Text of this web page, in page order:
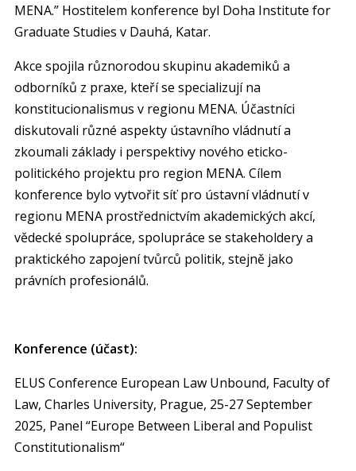
MENA.” Hostitelem konference byl Doha Institute for
Graduate Studies v Dauhá, Katar.
Akce spojila různorodou skupinu akademiků a
odborníků z praxe, kteří se specializují na
konstitucionalismus v regionu MENA. Účastníci
diskutovali různé aspekty ústavního vládnutí a
zkoumali základy i perspektivy nového eticko-
politického projektu pro region MENA. Cílem
konference bylo vytvořit síť pro ústavní vládnutí v
regionu MENA prostřednictvím akademických akcí,
vědecké spolupráce, spolupráce se stakeholdery a
praktického zapojení tvůrců politik, stejně jako
právních profesionálů.
Konference (účast):
ELUS Conference European Law Unbound, Faculty of
Law, Charles University, Prague, 25-27 September
2025, Panel “Europe Between Liberal and Populist
Constitutionalism“